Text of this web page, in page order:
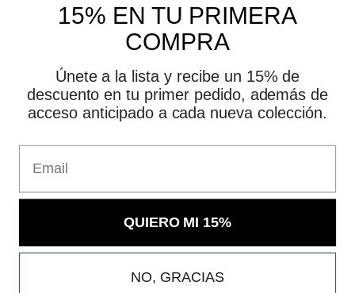
15% EN TU PRIMERA
COMPRA
Únete a la lista y recibe un 15% de
descuento en tu primer pedido, además de
acceso anticipado a cada nueva colección.
Email
QUIERO MI 15%
NO, GRACIAS